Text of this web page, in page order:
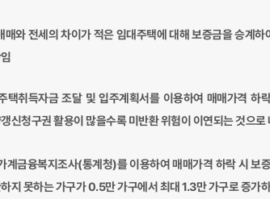
매와 전세의 차이가 적은 임대주택에 대해 보증금을 승계하
택취득자금 조달 및 입주계획서를 이용하여 매매가격
신청구권 활용이 많을수록 미반환 위험이 이연되는 것으로
계금융복지조사(통계청)를 이용하여 매매가격 하락 시 보
지 못하는 가구가 0.5만 가구에서 최대 1.3만 가구로 증가